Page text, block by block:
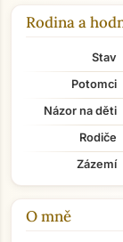
Rodina a
Stav
Potomci
Názor na děti
Rodiče
Zázemí
O mně